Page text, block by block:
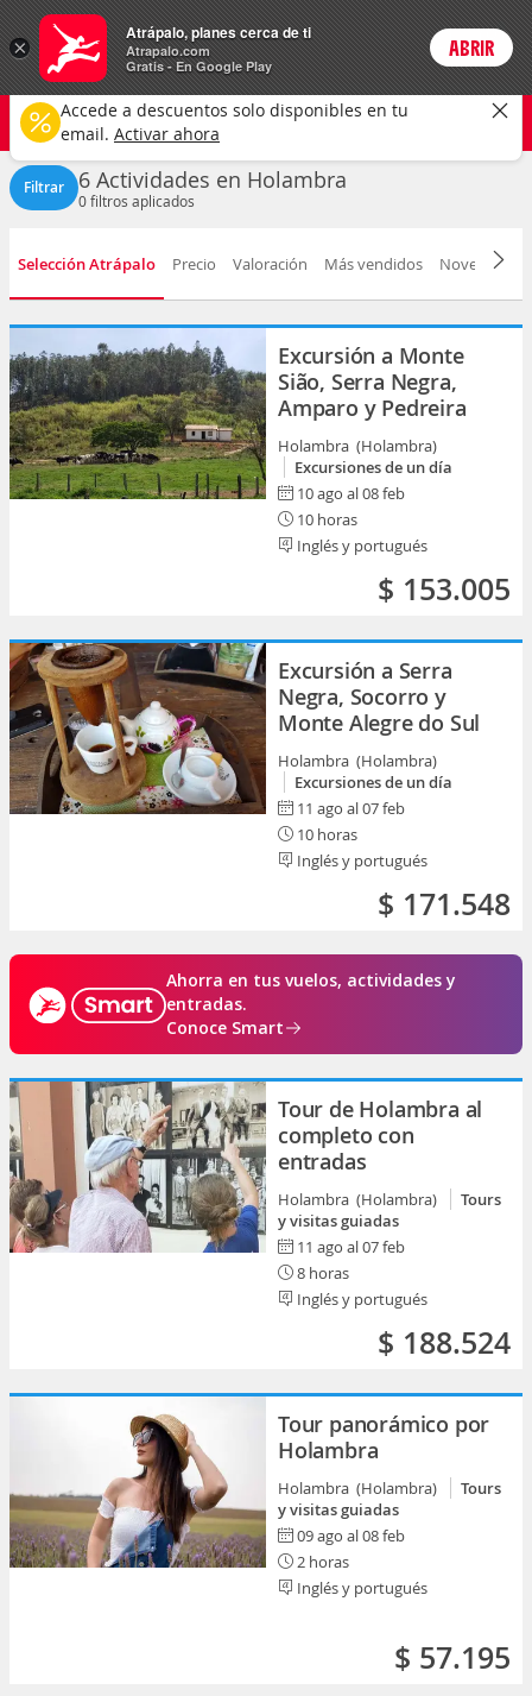
Actividades Login
Holambra ciudad
Cualquier tipo Cualquier fecha
CAMBIAR
Filtrar 6 Actividades en Holambra
0filtros aplicados
Selección Atrápalo Precio Valoración Más vendidos Novedad
Excursión a Monte
Sião, Serra Negra,
Amparo y Pedreira
Holambra (Holambra)
Excursiones de un día
10 ago al 08 feb
10 horas
Inglés y portugués
$ 153.005
Excursión a Serra
Negra, Socorro y
Monte Alegre do Sul
Holambra (Holambra)
Excursiones de un día
11 ago al 07 feb
10 horas
Inglés y portugués
$ 171.548
Ahorra en tus vuelos, actividades y
entradas.
Conoce Smart
Tour de Holambra al
completo con
entradas
Holambra (Holambra)
Tours
y visitas guiadas
11 ago al 07 feb
8 horas
Inglés y portugués
$ 188.524
Tour panorámico por
Holambra
Holambra (Holambra)
Tours
y visitas guiadas
09 ago al 08 feb
2 horas
Inglés y portugués
$ 57.195
×
Atrápalo, planes cerca de ti
Atrapalo.com
Gratis - En Google Play
ABRIR
Accede a descuentos solo disponibles en tu
email. Activar ahora